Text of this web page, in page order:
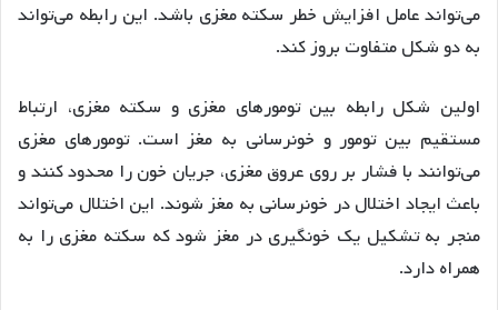
می‌تواند عامل افزایش خطر سکته مغزی باشد. این رابطه می‌تواند
به دو شکل متفاوت بروز کند.
اولین شکل رابطه بین تومورهای مغزی و سکته مغزی، ارتباط
مستقیم بین تومور و خونرسانی به مغز است. تومورهای مغزی
می‌توانند با فشار بر روی عروق مغزی، جریان خون را محدود کنند و
باعث ایجاد اختلال در خونرسانی به مغز شوند. این اختلال می‌تواند
منجر به تشکیل یک خونگیری در مغز شود که سکته مغزی را به
همراه دارد.